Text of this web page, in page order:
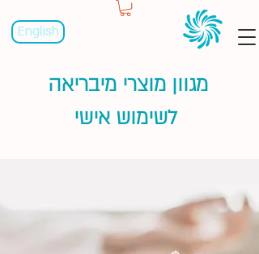
English
מגוון מוצרי מיבריאה
לשימוש אישי